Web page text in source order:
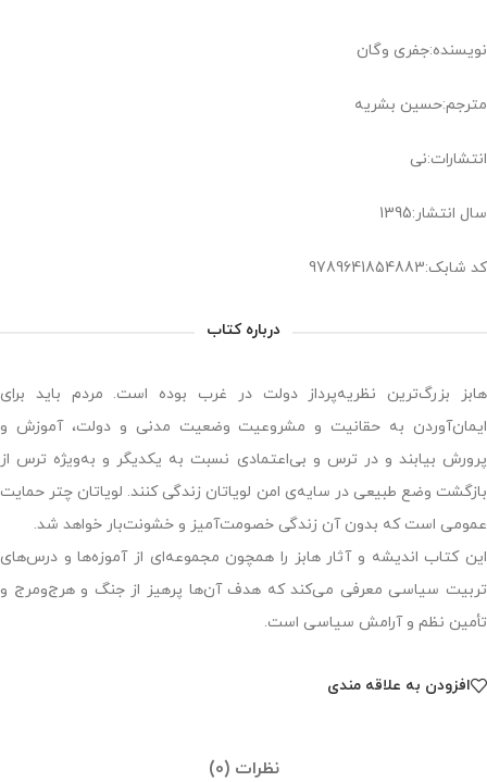
نویسنده:جفری وگان
مترجم:حسین بشریه
انتشارات:نی
سال انتشار:1395
کد شابک:9789641854883
درباره کتاب
هابز بزرگ‌ترین نظریه‌پرداز دولت در غرب بوده است. مردم باید برای
ایمان‌آوردن به حقانیت و مشروعیت وضعیت مدنی و دولت، آموزش و
پرورش بیابند و در ترس و بی‌اعتمادی نسبت به یکدیگر و به‌ویژه ترس از
بازگشت وضع طبیعی در سایه‌ی امن لویاتان زندگی کنند. لویاتان چتر حمایت
عمومی است که بدون آن زندگی خصومت‌آمیز و خشونت‌بار خواهد شد.
این کتاب اندیشه و آثار هابز را همچون مجموعه‌ای از آموزه‌ها و درس‌های
تربیت سیاسی معرفی می‌کند که هدف آن‌ها پرهیز از جنگ و هرج‌ومرج و
تأمین نظم و آرامش سیاسی است.
افزودن به علاقه مندی
نظرات (0)